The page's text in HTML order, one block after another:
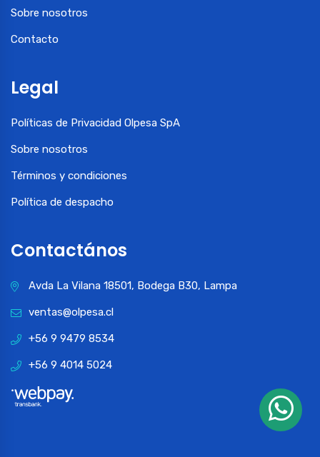
Sobre nosotros
Contacto
Legal
Políticas de Privacidad Olpesa SpA
Sobre nosotros
Términos y condiciones
Política de despacho
Contactános
Avda La Vilana 18501, Bodega B30, Lampa
ventas@olpesa.cl
+56 9 9479 8534
+56 9 4014 5024